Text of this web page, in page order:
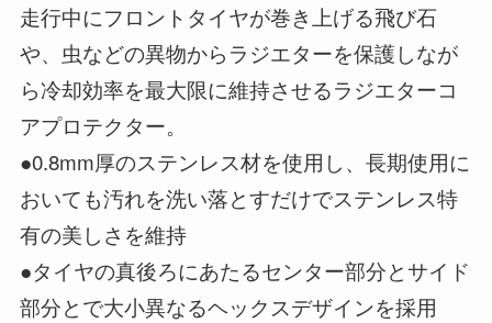
走行中にフロントタイヤが巻き上げる飛び石
や、虫などの異物からラジエターを保護しなが
ら冷却効率を最大限に維持させるラジエターコ
アプロテクター。
●0.8mm厚のステンレス材を使用し、長期使用に
おいても汚れを洗い落とすだけでステンレス特
有の美しさを維持
●タイヤの真後ろにあたるセンター部分とサイド
部分とで大小異なるヘックスデザインを採用